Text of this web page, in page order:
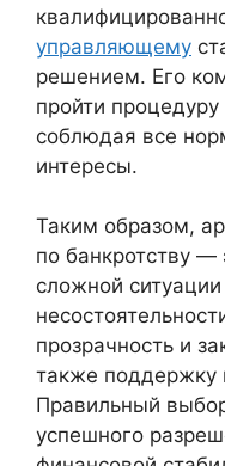
управляющему
решением. Его
пройти
соблюдая все
интересы.
Таким образом,
по банкротству
сложной
прозрачность и
также поддержку
Правильный
успешного